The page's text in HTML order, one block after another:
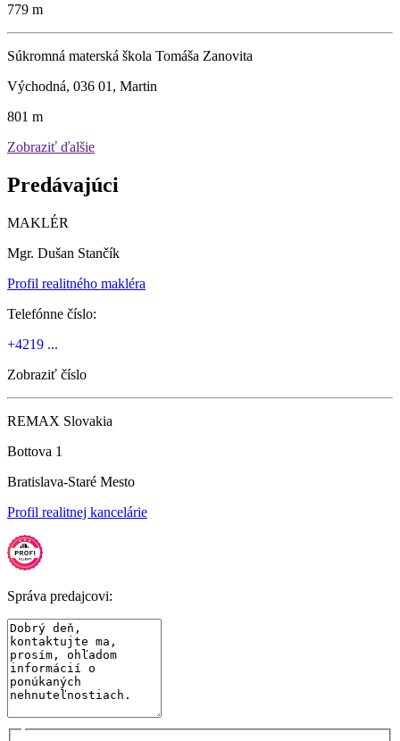
779 m
Súkromná materská škola Tomáša Zanovita
Východná, 036 01, Martin
801 m
Zobraziť ďalšie
Predávajúci
MAKLÉR
Mgr. Dušan Stančík
Profil realitného makléra
Telefónne číslo:
+4219 ...
Zobraziť číslo
REMAX Slovakia
Bottova 1
Bratislava-Staré Mesto
Profil realitnej kancelárie
Správa predajcovi: